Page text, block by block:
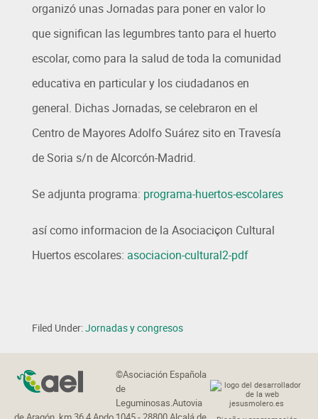
organizó unas Jornadas para poner en valor lo
que significan las legumbres tanto para el huerto
escolar, como para la salud de toda la comunidad
educativa en particular y los ciudadanos en
general. Dichas Jornadas, se celebraron en el
Centro de Mayores Adolfo Suárez sito en Travesía
de Soria s/n de Alcorcón-Madrid.
Se adjunta programa: programa-huertos-escolares
así como informacion de la Asociaciçon Cultural
Huertos escolares: asociacion-cultural2-pdf
Filed Under:Jornadas y congresos
©Asociación Española
de
Leguminosas.Autovia